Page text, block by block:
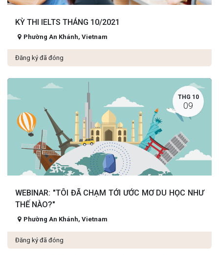
KỲ THI IELTS THÁNG 10/2021
Phường An Khánh, Vietnam
Đăng ký đã đóng
THG 10
09
WEBINAR: "TÔI ĐÃ CHẠM TỚI ƯỚC MƠ DU HỌC NHƯ
THẾ NÀO?"
Phường An Khánh, Vietnam
Đăng ký đã đóng